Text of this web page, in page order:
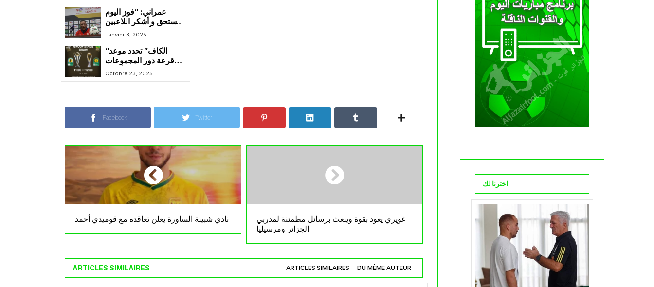
عمراني: “فوز اليوم
مستحق و أشكر اللاعبين
Janvier 3, 2025
“الكاف” تحدد موعد
قرعة دور المجموعات
لرابطة الأبطال
والكونفيدرالية
Octobre 23, 2025
Facebook Twitter
نادي شبيبة الساورة يعلن تعاقده مع قوميدي أحمد
غويري يعود بقوة ويبعث برسائل مطمئنة لمدربي
الجزائر ومرسيليا
ARTICLES SIMILAIRES ARTICLES SIMILAIRES DU MÊME AUTEUR
اخترنا لك